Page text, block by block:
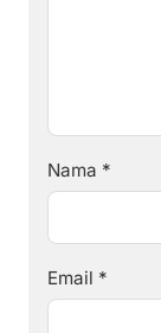
Nama *
Email *